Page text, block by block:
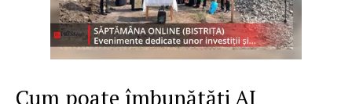
Cum poate îmbunătăți AI